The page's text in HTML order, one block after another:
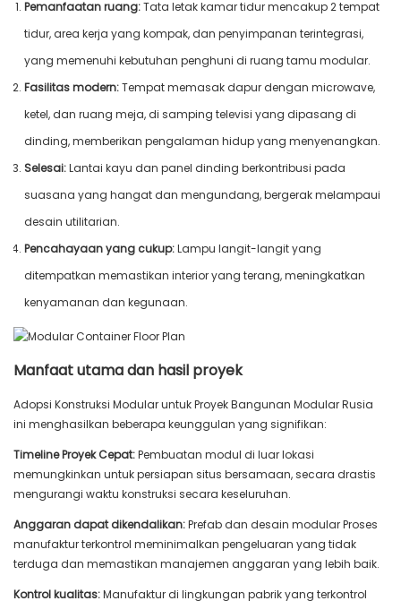
Pemanfaatan ruang:Tata letak kamar tidur mencakup 2 tempat
tidur, area kerja yang kompak, dan penyimpanan terintegrasi,
yang memenuhi kebutuhan penghuni di ruang tamu modular.
Fasilitas modern:Tempat memasak dapur dengan microwave,
ketel, dan ruang meja, di samping televisi yang dipasang di
dinding, memberikan pengalaman hidup yang menyenangkan.
Selesai:Lantai kayu dan panel dinding berkontribusi pada
suasana yang hangat dan mengundang, bergerak melampaui
desain utilitarian.
Pencahayaan yang cukup:Lampu langit-langit yang
ditempatkan memastikan interior yang terang, meningkatkan
kenyamanan dan kegunaan.
Manfaat utama dan hasil proyek
Adopsi Konstruksi Modular untuk Proyek Bangunan Modular Rusia
ini menghasilkan beberapa keunggulan yang signifikan:
Timeline Proyek Cepat:Pembuatan modul di luar lokasi
memungkinkan untuk persiapan situs bersamaan, secara drastis
mengurangi waktu konstruksi secara keseluruhan.
Anggaran dapat dikendalikan:Prefab dan desain modular Proses
manufaktur terkontrol meminimalkan pengeluaran yang tidak
terduga dan memastikan manajemen anggaran yang lebih baik.
Kontrol kualitas:Manufaktur di lingkungan pabrik yang terkontrol